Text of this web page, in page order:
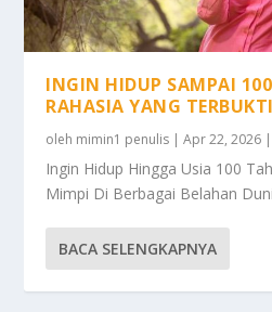
INGIN HIDUP SAMPAI
RAHASIA YANG
oleh mimin1 penulis |Apr 22, 2026 |
Ingin Hidup Hingga Usia 100
Mimpi Di Berbagai Belahan
BACA SELENGKAPNYA